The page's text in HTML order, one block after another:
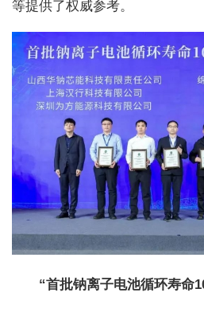
等提供了权威参考。
“首批钠离子电池循环寿命